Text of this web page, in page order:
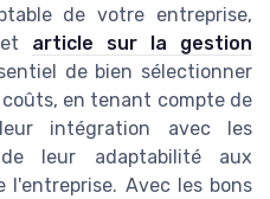
de votre entreprise,
article sur la gestion
de bien sélectionner
en tenant compte de
intégration avec les
leur adaptabilité aux
Avec les bons